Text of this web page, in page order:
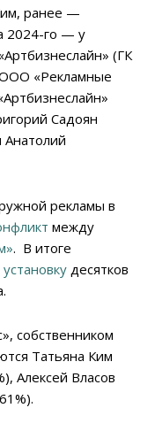
ранее —
2024-го — у
(ГК
«Рекламные
Садоян
Анатолий
рекламы в
между
. В итоге
десятков
собственником
Татьяна Ким
Алексей Власов